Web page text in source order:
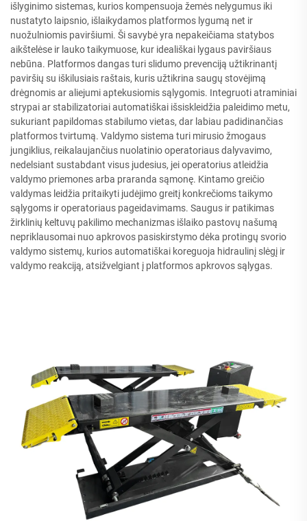
išlyginimo sistemas, kurios kompensuoja žemės nelygumus iki
nustatyto laipsnio, išlaikydamos platformos lygumą net ir
nuožulniomis paviršiumi. Ši savybė yra nepakeičiama statybos
aikštelėse ir lauko taikymuose, kur ideališkai lygaus paviršiaus
nebūna. Platformos dangas turi slidumo prevenciją užtikrinantį
paviršių su iškilusiais raštais, kuris užtikrina saugų stovėjimą
drėgnomis ar aliejumi aptekusiomis sąlygomis. Integruoti atraminiai
strypai ar stabilizatoriai automatiškai išsiskleidžia paleidimo metu,
sukuriant papildomas stabilumo vietas, dar labiau padidinančias
platformos tvirtumą. Valdymo sistema turi mirusio žmogaus
jungiklius, reikalaujančius nuolatinio operatoriaus dalyvavimo,
nedelsiant sustabdant visus judesius, jei operatorius atleidžia
valdymo priemones arba praranda sąmonę. Kintamo greičio
valdymas leidžia pritaikyti judėjimo greitį konkrečioms taikymo
sąlygoms ir operatoriaus pageidavimams. Saugus ir patikimas
žirklinių keltuvų pakilimo mechanizmas išlaiko pastovų našumą
nepriklausomai nuo apkrovos pasiskirstymo dėka protingų svorio
valdymo sistemų, kurios automatiškai koreguoja hidraulinį slėgį ir
valdymo reakciją, atsižvelgiant į platformos apkrovos sąlygas.